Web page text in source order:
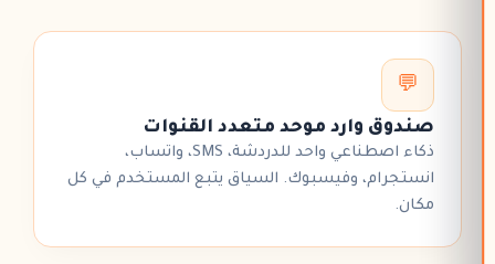
💬
صندوق وارد موحد متعدد القنوات
ذكاء اصطناعي واحد للدردشة، SMS، واتساب،
انستجرام، وفيسبوك. السياق يتبع المستخدم في كل
مكان.